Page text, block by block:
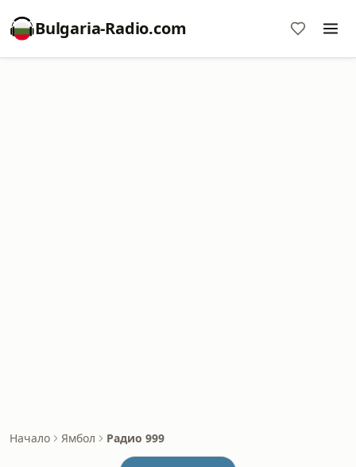
Bulgaria-Radio.com
Начало Ямбол Радио 999